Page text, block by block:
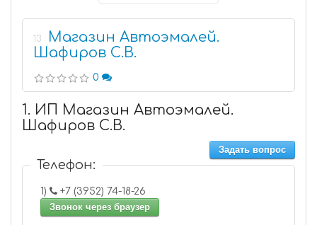
13
Магазин Автоэмалей.
Шафиров С.В.
0
1. ИП Магазин Автоэмалей.
Шафиров С.В.
Задать вопрос
Телефон:
1)
+7 (3952) 74-18-26
Звонок через браузер